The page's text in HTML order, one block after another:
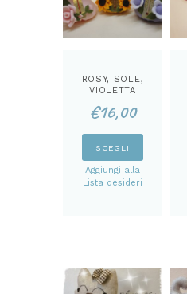
ROSY, SOLE,
VIOLETTA
TEMPERATURA
€16,00
SCEGLI
possono
essere
Aggiungi alla
Lista desideri